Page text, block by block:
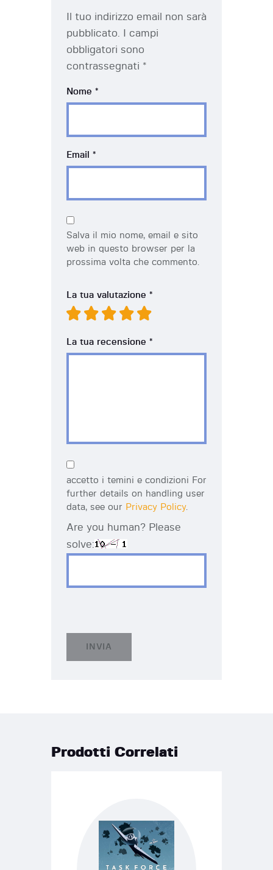
Il tuo indirizzo email non sarà
pubblicato.
I campi
obbligatori sono
contrassegnati *
Nome *
Email *
Salva il mio nome, email e sito
web in questo browser per la
prossima volta che commento.
La tua valutazione *
La tua recensione *
accetto i temini e condizioni For
further details on handling user
data, see our Privacy Policy.
Are you human? Please
solve:
Prodotti Correlati